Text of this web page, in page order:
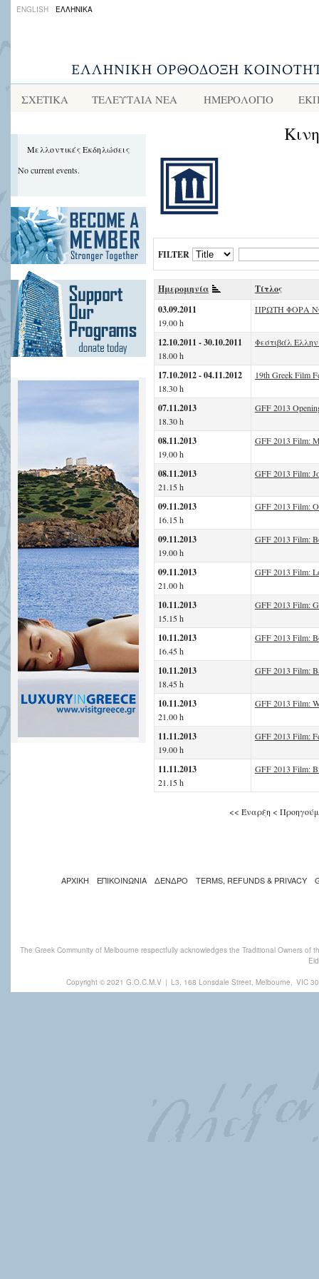
ENGLISH ΕΛΛΗΝΙΚΑ
ΣΧΕΤΙΚΑ ΤΕΛΕΥΤΑΙΑ ΝΕΑ ΗΜΕΡΟΛΟΓΙΟ
Μελλοντικές Εκδηλώσεις
No current events.
FILTER
Ημερομηνία
Τίτλος
03.09.2011
19.00 h
ΠΡΩΤΗ ΦΟΡΑ
12.10.2011 - 30.10.2011
18.00 h
Φεστιβάλ
17.10.2012 - 04.11.2012
18.30 h
19th Greek Film
07.11.2013
18.30 h
GFF 2013
08.11.2013
19.00 h
GFF 2013 Film:
08.11.2013
21.15 h
GFF 2013 Film:
09.11.2013
16.15 h
GFF 2013 Film:
09.11.2013
19.00 h
GFF 2013 Film:
09.11.2013
21.00 h
GFF 2013 Film:
10.11.2013
15.15 h
GFF 2013 Film:
10.11.2013
16.45 h
GFF 2013 Film:
10.11.2013
18.45 h
GFF 2013 Film:
10.11.2013
21.00 h
GFF 2013 Film:
11.11.2013
19.00 h
GFF 2013 Film:
11.11.2013
21.15 h
GFF 2013 Film:
<< Έναρξη <
ΑΡΧΙΚΗ ΕΠΙΚΟΙΝΩΝΙΑ ΔΕΝΔΡΟ TERMS, REFUNDS & PRIVACY
The Greek Community of Melbourne respectfully acknowledges the Traditional Owners
Copyright © 2021 G.O.C.M.V | L3, 168 Lonsdale Street, Melbourne, VIC